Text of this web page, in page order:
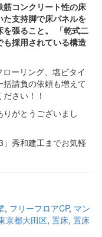
コンクリート性の床
支持脚で床パネルを
張ること。 「乾式二
採用されている構造
ーリング、塩ビタイ
請負の依頼も増えて
さい！！
がとうございまし
秀和建工までお気軽
, フリーフロアCP, マン
京都大田区, 置床, 置床